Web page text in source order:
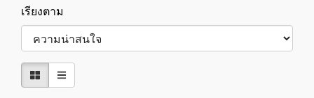
เรียงตาม